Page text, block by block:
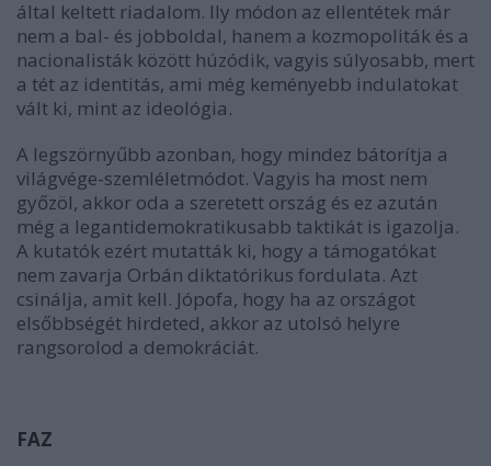
által keltett riadalom. Ily módon az ellentétek már
nem a bal- és jobboldal, hanem a kozmopoliták és a
nacionalisták között húzódik, vagyis súlyosabb, mert
a tét az identitás, ami még keményebb indulatokat
vált ki, mint az ideológia.
A legszörnyűbb azonban, hogy mindez bátorítja a
világvége-szemléletmódot. Vagyis ha most nem
győzöl, akkor oda a szeretett ország és ez azután
még a legantidemokratikusabb taktikát is igazolja.
A kutatók ezért mutatták ki, hogy a támogatókat
nem zavarja Orbán diktatórikus fordulata. Azt
csinálja, amit kell. Jópofa, hogy ha az országot
elsőbbségét hirdeted, akkor az utolsó helyre
rangsorolod a demokráciát.
FAZ